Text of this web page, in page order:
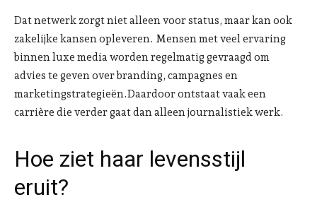
Dat netwerk zorgt niet alleen voor status, maar kan ook
zakelijke kansen opleveren. Mensen met veel ervaring
binnen luxe media worden regelmatig gevraagd om
advies te geven over branding, campagnes en
marketingstrategieën.Daardoor ontstaat vaak een
carrière die verder gaat dan alleen journalistiek werk.
Hoe ziet haar levensstijl
eruit?